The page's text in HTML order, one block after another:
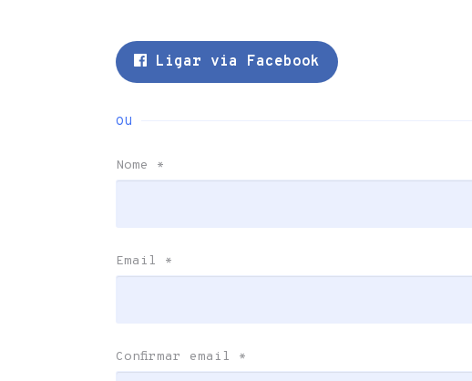
Ligar via Facebook
ou
Nome *
Email *
Confirmar email *